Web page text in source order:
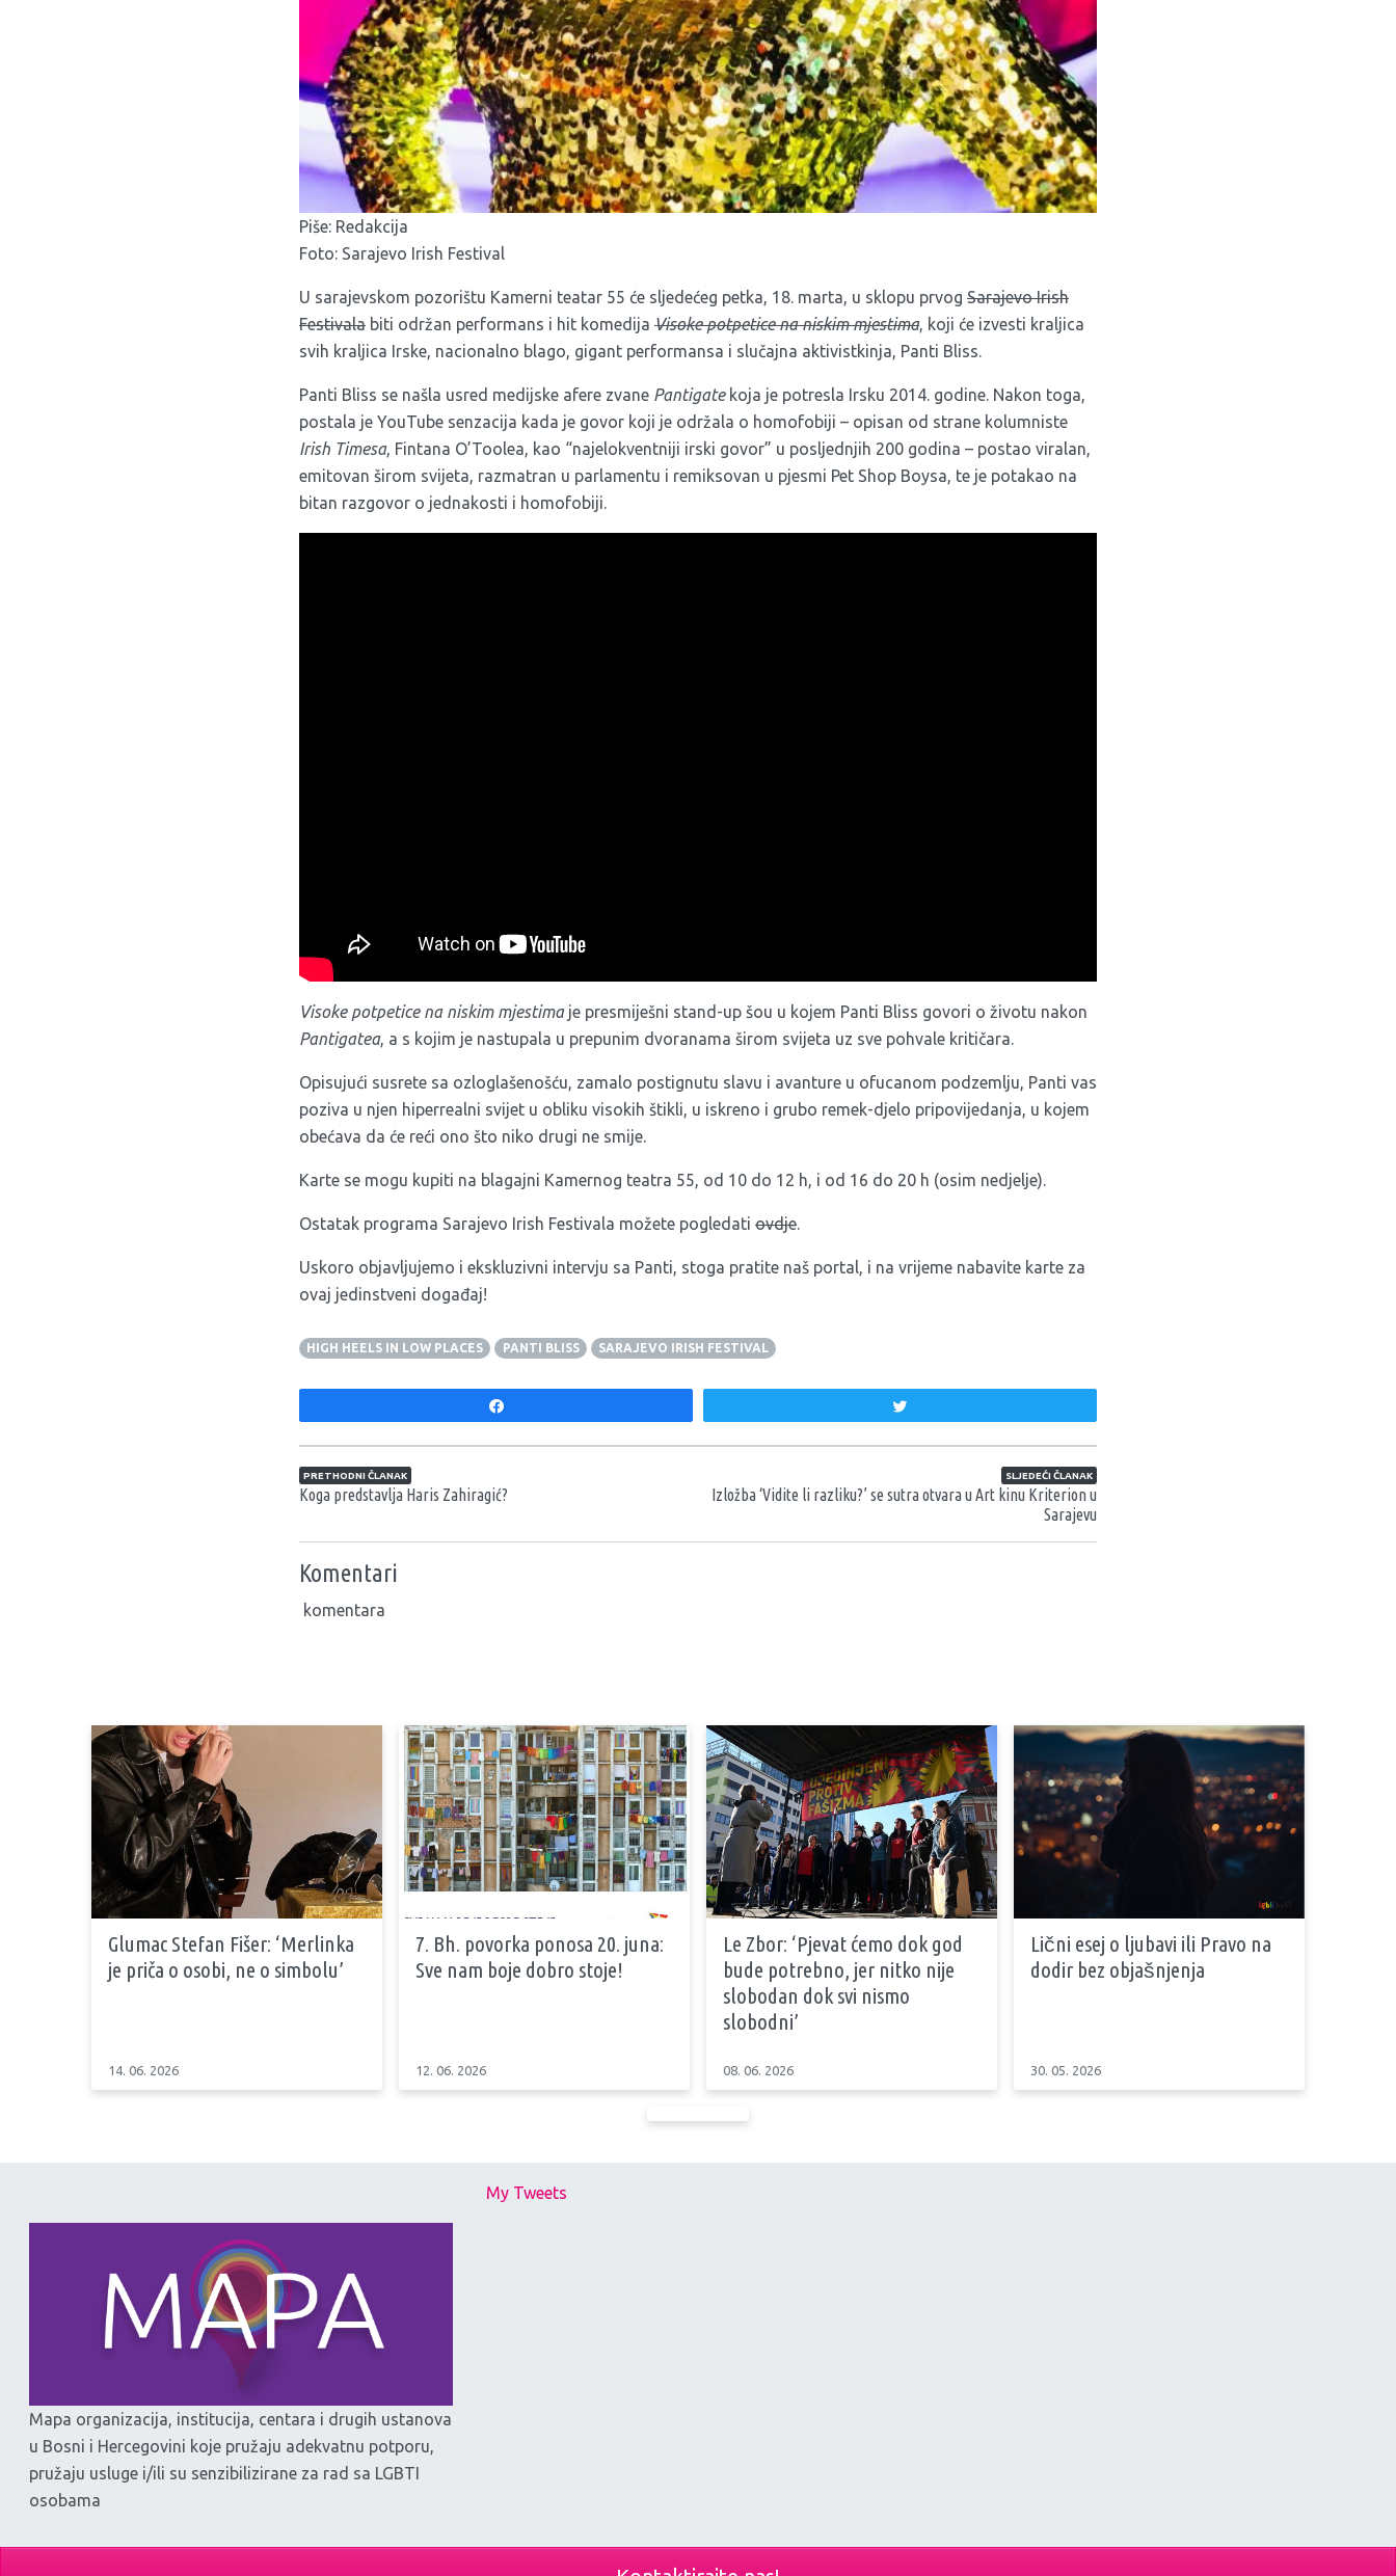
Piše: Redakcija
Foto: Sarajevo Irish Festival
U sarajevskom pozorištu Kamerni teatar 55 će sljedećeg petka, 18. marta, u sklopu prvog Sarajevo Irish
Festivala biti održan performans i hit komedija Visoke potpetice na niskim mjestima, koji će izvesti kraljica
svih kraljica Irske, nacionalno blago, gigant performansa i slučajna aktivistkinja, Panti Bliss
Panti Bliss se našla usred medijske afere zvane Pantigatekoja je potresla Irsku 2014. godine. Nakon toga,
postala je YouTube senzacija kada je govor koji je održala o homofobiji – opisan od strane kolumniste
Irish Timesa, Fintana O’Toolea, kao “najelokventniji irski govor” u posljednjih 200 godina – postao viralan,
emitovan širom svijeta, razmatran u parlamentu i remiksovan u pjesmi Pet Shop Boysa, te je potakao na
bitan razgovor o jednakosti i homofobiji.
Visoke potpetice na niskim mjestimaje presmiješni stand-up šou u kojem Panti Bliss govori o životu nakon
Pantigatea, a s kojim je nastupala u prepunim dvoranama širom svijeta uz sve pohvale kritičara.
Opisujući susrete sa ozloglašenošću, zamalo postignutu slavu i avanture u ofucanom podzemlju, Panti vas
poziva u njen hiperrealni svijet u obliku visokih štikli, u iskreno i grubo remek-djelo pripovijedanja, u kojem
obećava da će reći ono što niko drugi ne smije.
Karte se mogu kupiti na blagajni Kamernog teatra 55, od 10 do 12 h, i od 16 do 20 h (osim nedjelje).
Ostatak programa Sarajevo Irish Festivala možete pogledati ovdje
Uskoro objavljujemo i ekskluzivni intervju sa Panti, stoga pratite naš portal, i na vrijeme nabavite karte za
ovaj jedinstveni događaj!
HIGH HEELS IN LOW PLACES PANTI BLISS SARAJEVO IRISH FESTIVAL
Navigacija članaka
PRETHODNI ČLANAK
Koga predstavlja Haris Zahiragić?
SLJEDEĆI ČLANAK
Izložba ‘Vidite li razliku?’ se sutra otvara u Art kinu Kriterion u
Sarajevu
Komentari
komentara
Glumac Stefan Fišer: ‘Merlinka
je priča o osobi, ne o simbolu’
14. 06. 2026
7. Bh. povorka ponosa 20. juna:
Sve nam boje dobro stoje!
12. 06. 2026
Le Zbor: ‘Pjevat ćemo dok god
bude potrebno, jer nitko nije
slobodan dok svi nismo
slobodni’
08. 06. 2026
Lični esej o ljubavi ili Pravo na
dodir bez objašnjenja
30. 05. 2026
Mapa organizacija, institucija, centara i drugih ustanova
u Bosni i Hercegovini koje pružaju adekvatnu potporu,
pružaju usluge i/ili su senzibilizirane za rad sa LGBTI
osobama
My Tweets